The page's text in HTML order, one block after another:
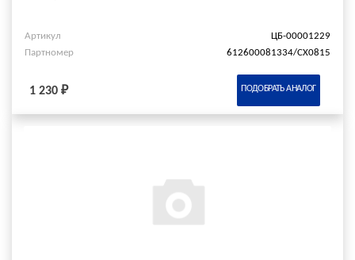
Артикул
ЦБ-00001229
Партномер
612600081334/CX0815
1 230 ₽ ПОДОБРАТЬ АНАЛОГ